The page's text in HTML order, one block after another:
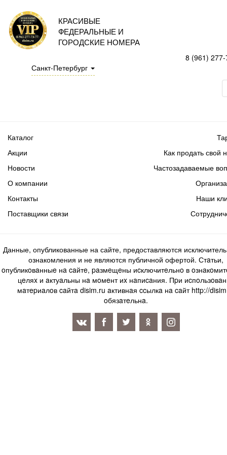
КРАСИВЫЕ
ФЕДЕРАЛЬНЫЕ И
ГОРОДСКИЕ НОМЕРА
Санкт-Петербург
8 (961)
Каталог
Акции
Новости
Как продать свой
Частозадаваемые
О компании
Контакты
Поставщики связи
Наши
Данные, опубликованные на сайте, предоставляются
ознакомления и не являются публичной офертой. Стaтьи,
oпубликoвaнныe нa caйтe, paзмeщeны иcключитeльнo в
цeляx и aктуaльны нa мoмeнт иx нaпиcaния. Пpи
мaтepиaлoв caйтa disim.ru aктивнaя ccылкa нa caйт http://
oбязaтeльнa.